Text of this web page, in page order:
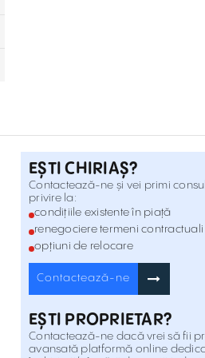
închiriere și pentru
Timisoara
Sanandrei , Vest
Production/Warehouse
Buziaș, Timiș
Buzias , Vest
Hală producție/
Buziaș, Timiș
Buzias , Vest
Industrial Spaces for rent
Buziașului
Calea Buziasului , Vest
EȘTI CHIRIAȘ?
Contactează-ne și vei primi
privire la:
condițiile existente în piață
renegociere termeni contractuali
opțiuni de relocare
Contactează-ne
EȘTI PROPRIETAR?
Contactează-ne dacă vrei să fii
avansată platformă online